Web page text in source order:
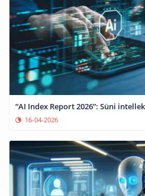
16-04-2026